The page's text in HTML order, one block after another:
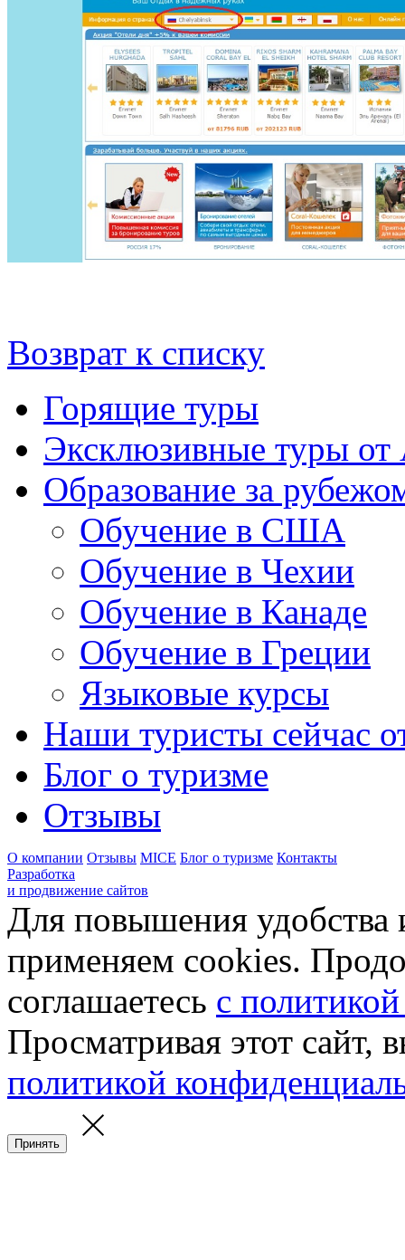
Возврат к списку
Горящие туры
Эксклюзивные туры от
Образование за
Обучение в США
Обучение в Чехии
Обучение в Канаде
Обучение в Греции
Языковые курсы
Наши туристы сейчас
Блог о туризме
Отзывы
О компании Отзывы MICE Блог о туризме Контакты
Разработка
и продвижение сайтов
Для повышения удобства
применяем cookies.
соглашаетесь с
Просматривая этот сайт,
политикой
Принять